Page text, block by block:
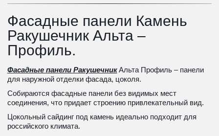
Фасадные панели Камень
Ракушечник Альта –
Профиль.
Фасадные панели Ракушечник Альта Профиль – панели
для наружной отделки фасада, цоколя.
Собираются фасадные панели без видимых мест
соединения, что придает строению привлекательный вид.
Цокольный сайдинг под камень идеально подходит для
российского климата.